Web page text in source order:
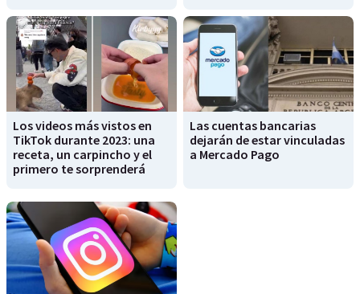
Los videos más vistos en
TikTok durante 2023: una
receta, un carpincho y el
primero te sorprenderá
Las cuentas bancarias
dejarán de estar vinculadas
a Mercado Pago